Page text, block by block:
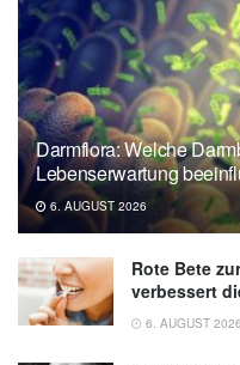
Darmflora: Welche
Lebenserwartung
6. AUGUST 2026
Rote Bete
verbessert
6. AUGUST 2026